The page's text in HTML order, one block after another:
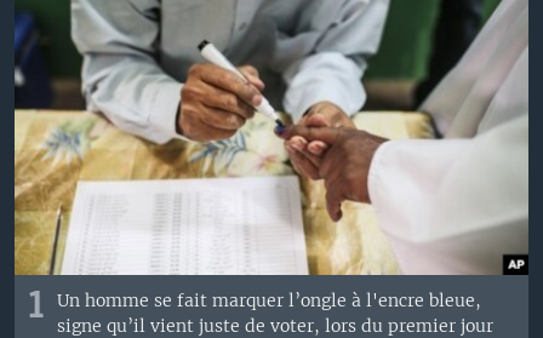
1
Un homme se fait marquer l’ongle à l'encre bleue,
signe qu’il vient juste de voter, lors du premier jour